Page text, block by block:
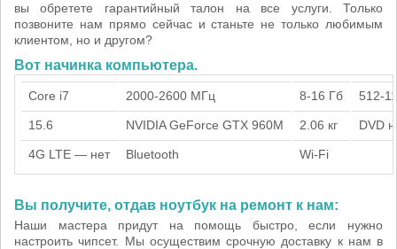
вы обретете гарантийный талон на все услуги. Только
позвоните нам прямо сейчас и станьте не только любимым
клиентом, но и другом?
Вот начинка компьютера.
Core i7 2000-2600 МГц 8-16 Гб 512-
15.6 NVIDIA GeForce GTX 960M 2.06 кг DVD
4G LTE — нет Bluetooth Wi-Fi
Вы получите, отдав ноутбук на ремонт к нам:
Наши мастера придут на помощь быстро, если нужно
настроить чипсет. Мы осуществим срочную доставку к нам в